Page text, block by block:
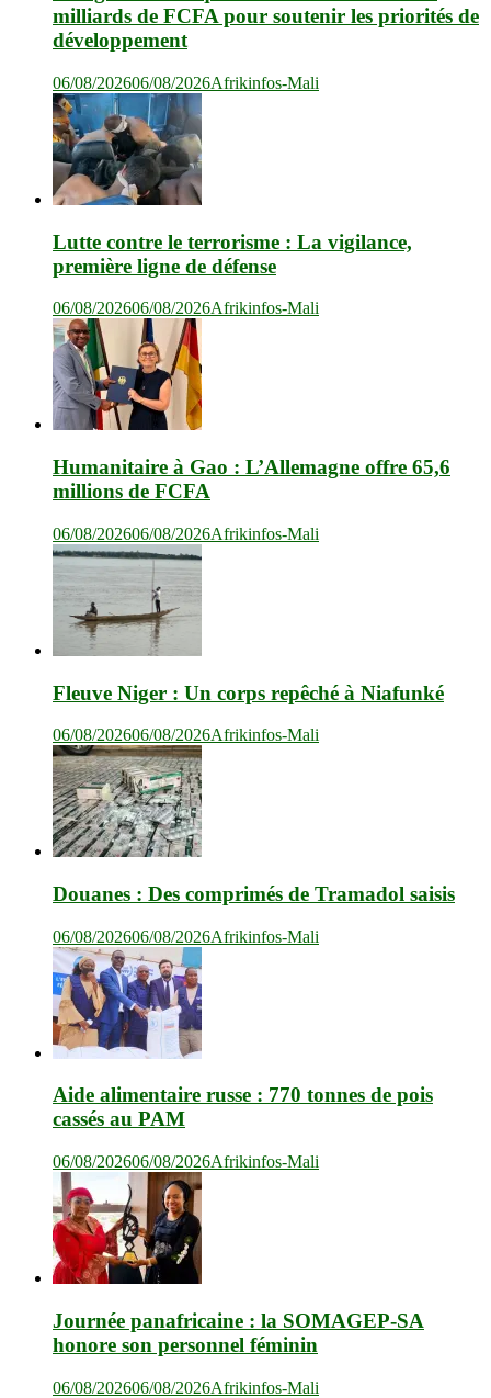
milliards de FCFA pour soutenir les priorités de
développement
06/08/202606/08/2026Afrikinfos-Mali
Lutte contre le terrorisme : La vigilance,
première ligne de défense
06/08/202606/08/2026Afrikinfos-Mali
Humanitaire à Gao : L’Allemagne offre 65,6
millions de FCFA
06/08/202606/08/2026Afrikinfos-Mali
Fleuve Niger : Un corps repêché à Niafunké
06/08/202606/08/2026Afrikinfos-Mali
Douanes : Des comprimés de Tramadol saisis
06/08/202606/08/2026Afrikinfos-Mali
Aide alimentaire russe : 770 tonnes de pois
cassés au PAM
06/08/202606/08/2026Afrikinfos-Mali
Journée panafricaine : la SOMAGEP-SA
honore son personnel féminin
06/08/202606/08/2026Afrikinfos-Mali